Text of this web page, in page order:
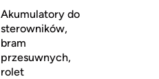
Akumulatory do
sterowników,
bram
przesuwnych,
rolet